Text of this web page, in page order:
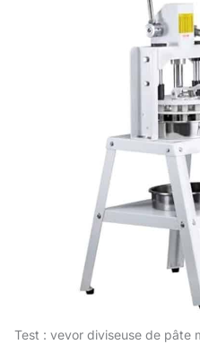
Test : vevor diviseuse de pâte